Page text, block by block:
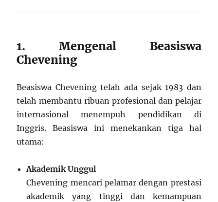
1. Mengenal Beasiswa
Chevening
Beasiswa Chevening telah ada sejak 1983 dan
telah membantu ribuan profesional dan pelajar
internasional menempuh pendidikan di
Inggris. Beasiswa ini menekankan tiga hal
utama:
Akademik Unggul
Chevening mencari pelamar dengan prestasi
akademik yang tinggi dan kemampuan